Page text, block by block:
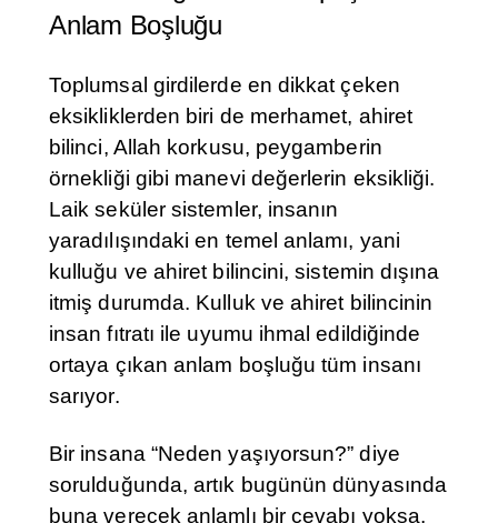
Anlam Boşluğu
Toplumsal girdilerde en dikkat çeken
eksikliklerden biri de merhamet, ahiret
bilinci, Allah korkusu, peygamberin
örnekliği gibi manevi değerlerin eksikliği.
Laik seküler sistemler, insanın
yaradılışındaki en temel anlamı, yani
kulluğu ve ahiret bilincini, sistemin dışına
itmiş durumda. Kulluk ve ahiret bilincinin
insan fıtratı ile uyumu ihmal edildiğinde
ortaya çıkan anlam boşluğu tüm insanı
sarıyor.
Bir insana “Neden yaşıyorsun?” diye
sorulduğunda, artık bugünün dünyasında
buna verecek anlamlı bir cevabı yoksa,